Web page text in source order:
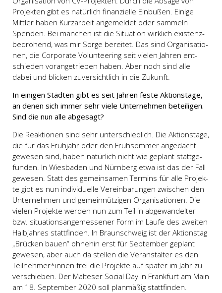
Pro­jek­ten gibt es natür­lich finan­zi­el­le Ein­bu­ßen. Eini­ge
Mitt­ler haben Kurz­ar­beit ange­mel­det oder sam­meln
Spen­den. Bei man­chen ist die Situa­ti­on wirk­lich exis­tenz­
be­dro­hend, was mir Sor­ge berei­tet. Das sind Orga­ni­sa­tio­
nen, die Cor­po­ra­te Vol­un­tee­ring seit vie­len Jah­ren ent­
schie­den vor­an­ge­trie­ben haben. Aber noch sind alle
dabei und bli­cken zuver­sicht­lich in die Zukunft.
In eini­gen Städ­ten gibt es seit Jah­ren fes­te Akti­ons­ta­ge,
an denen sich immer sehr vie­le Unter­neh­men betei­li­gen.
Sind die nun alle abge­sagt?
Die Reak­tio­nen sind sehr unter­schied­lich. Die Akti­ons­ta­ge,
die für das Früh­jahr oder den Früh­som­mer ange­dacht
gewe­sen sind, haben natür­lich nicht wie geplant statt­ge­
fun­den. In Wies­ba­den und Nürn­berg etwa ist das der Fall
gewe­sen. Statt des gemein­sa­men Ter­mins für alle Pro­jek­
te gibt es nun indi­vi­du­el­le Ver­ein­ba­run­gen zwi­schen den
Unter­neh­men und gemein­nüt­zi­gen Orga­ni­sa­tio­nen. Die
vie­len Pro­jek­te wer­den nun zum Teil in abge­wan­del­ter
bzw. situa­ti­ons­an­ge­mes­se­ner Form im Lau­fe des zwei­ten
Halb­jah­res statt­fin­den. In Braun­schweig ist der Akti­ons­tag
„Brü­cken bau­en“ ohne­hin erst für Sep­tem­ber geplant
gewe­sen, aber auch da stel­len die Ver­an­stal­ter es den
Teilnehmer*innen frei die Pro­jek­te auf spä­ter im Jahr zu
ver­schie­ben. Der Mal­te­ser Soci­al Day in Frank­furt am Main
am 18. Sep­tem­ber 2020 soll plan­mä­ßig statt­fin­den.